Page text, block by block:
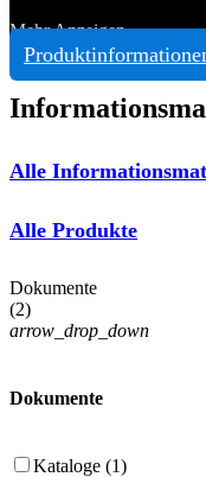
Mehr Anzeigen
Alle
Alle Produkte
Dokumente
(2)
arrow_drop_down
Dokumente
Kataloge (1)